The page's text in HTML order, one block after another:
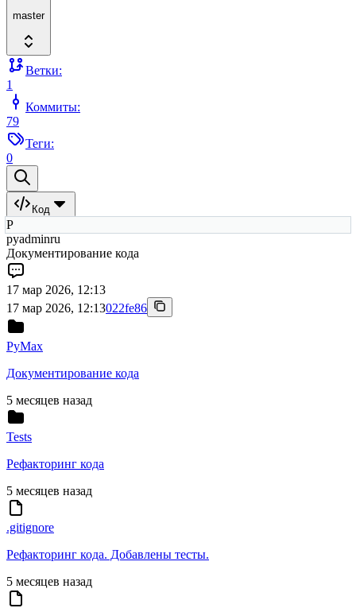
master
Ветки:
1
Коммиты:
79
Теги:
0
Код
P
pyadminru
Документирование кода
17 мар 2026, 12:13
17 мар 2026, 12:13022fe86
PyMax
Документирование кода
5 месяцев назад
Tests
Рефакторинг кода
5 месяцев назад
.gitignore
Рефакторинг кода. Добавлены тесты.
5 месяцев назад